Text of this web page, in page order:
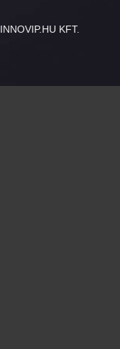
INNOVIP.HU KFT.